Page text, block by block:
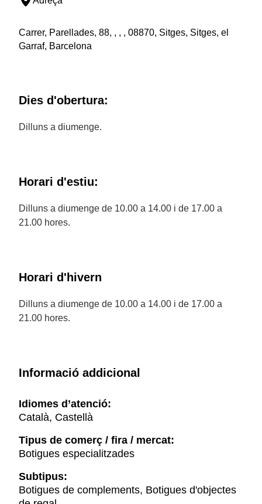
Carrer, Parellades, 88, , , , 08870, Sitges, Sitges, el
Garraf, Barcelona
Dies d'obertura:
Dilluns a diumenge.
Horari d'estiu:
Dilluns a diumenge de 10.00 a 14.00 i de 17.00 a
21.00 hores.
Horari d'hivern
Dilluns a diumenge de 10.00 a 14.00 i de 17.00 a
21.00 hores.
Informació addicional
Idiomes d’atenció:
Català, Castellà
Tipus de comerç / fira / mercat:
Botigues especialitzades
Subtipus:
Botigues de complements, Botigues d'objectes